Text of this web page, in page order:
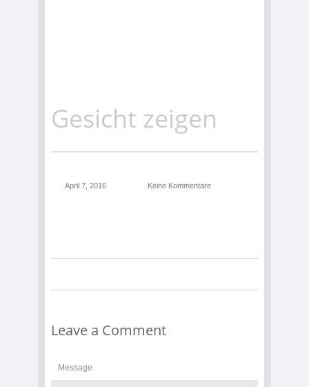
Gesicht zeigen
April 7, 2016 Keine Kommentare
Leave a Comment
Message